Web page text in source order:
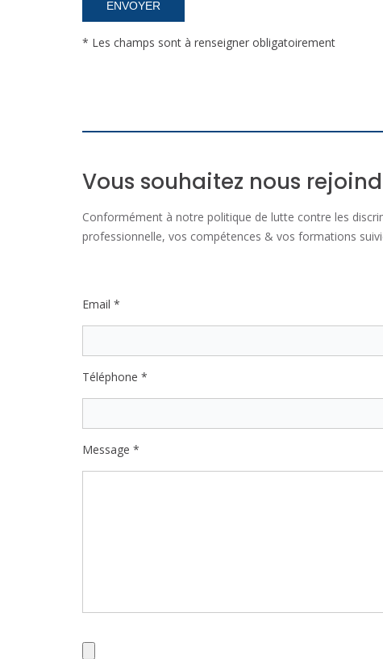
* Les champs sont à renseigner obligatoirement
Vous souhaitez nous
Conformément à notre politique de lutte contre les
professionnelle, vos compétences & vos formations
Email *
Téléphone *
Message *